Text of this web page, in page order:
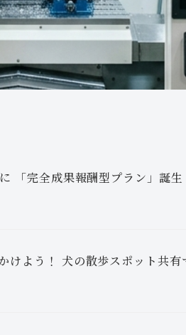
「完全成果報酬型プラン」誕生
けよう！ 犬の散歩スポット共